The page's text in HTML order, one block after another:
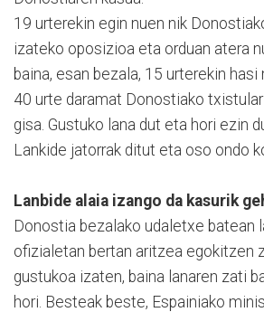
19 urterekin egin nuen nik
izateko oposizioa eta orduan atera
baina, esan bezala, 15 urterekin hasi
40 urte daramat Donostiako
gisa. Gustuko lana dut eta hori ezin
Lankide jatorrak ditut eta oso ondo
Lanbide alaia izango da kasurik
Donostia bezalako udaletxe batean
ofizialetan bertan aritzea egokitzen
gustukoa izaten, baina lanaren zati
hori. Besteak beste, Espainiako